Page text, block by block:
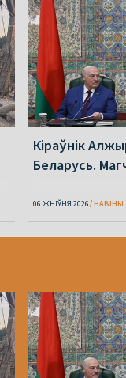
Кіраўнік
Беларусь.
06 ЖНІЎНЯ 2026 НАВІНЫ